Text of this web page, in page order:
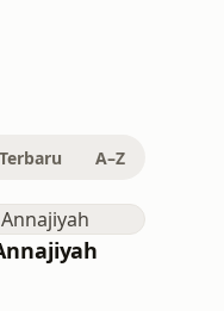
Terbaru A–Z